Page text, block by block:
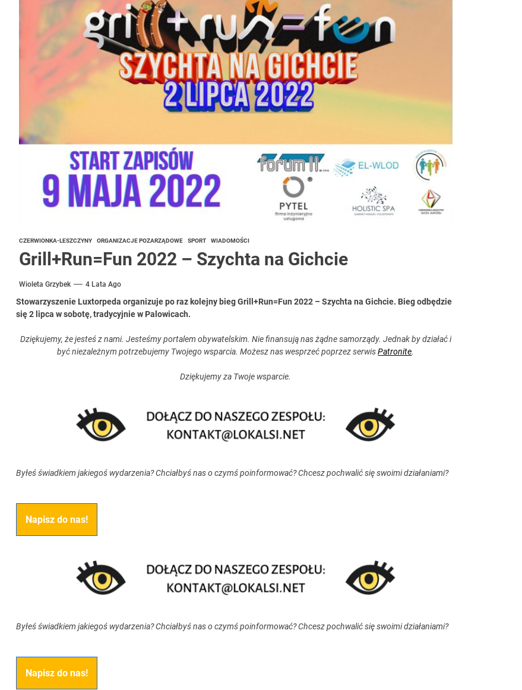
nieprzydatna do spożycia!!!
afer w ochronie zdrowia — czas zacząć mówić o rozwiązaniach
CZERWIONKA-LESZCZYNY ORGANIZACJE POZARZĄDOWE SPORT WIADOMOŚCI
Grill+Run=Fun 2022 – Szychta na Gichcie
Wioleta Grzybek 4 Lata Ago
Stowarzyszenie Luxtorpeda organizuje po raz kolejny bieg Grill+Run=Fun 2022 – Szychta na Gichcie. Bieg odbędzie
się 2 lipca w sobotę, tradycyjnie w Palowicach.
Dziękujemy, że jesteś z nami. Jesteśmy portalem obywatelskim. Nie finansują nas żądne samorządy. Jednak by działać i
być niezależnym potrzebujemy Twojego wsparcia. Możesz nas wesprzeć poprzez serwisPatronite.
Dziękujemy za Twoje wsparcie.
Byłeś świadkiem jakiegoś wydarzenia? Chciałbyś nas o czymś poinformować? Chcesz pochwalić się swoimi działaniami?
Napisz do nas!
Byłeś świadkiem jakiegoś wydarzenia? Chciałbyś nas o czymś poinformować? Chcesz pochwalić się swoimi działaniami?
Napisz do nas!